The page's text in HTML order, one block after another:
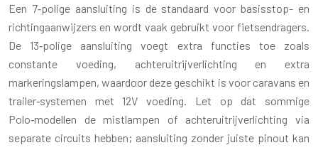
Een 7‑polige aansluiting is de standaard voor basisstop- en
richtingaanwijzers en wordt vaak gebruikt voor fietsendragers.
De 13‑polige aansluiting voegt extra functies toe zoals
constante voeding, achteruitrijverlichting en extra
markeringslampen, waardoor deze geschikt is voor caravans en
trailer‑systemen met 12V voeding. Let op dat sommige
Polo‑modellen de mistlampen of achteruitrijverlichting via
separate circuits hebben; aansluiting zonder juiste pinout kan